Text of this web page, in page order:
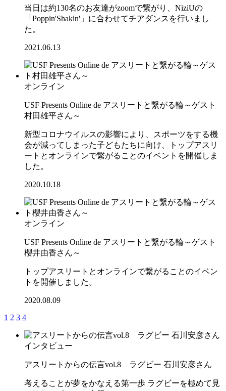
当日は約130名のお友達がzoomで繋がり、NiziUの
「Poppin'Shakin'」に合わせてチアダンスを行いまし
た。
2021.06.13
オンライン
USF Presents Online de アスリートと繋がる輪～ゲスト
村田雄平さん～
新型コロナウイルスの影響により、スポーツをする機
会が減ってしまった子どもたちに向け、トップアスリ
ートとオンラインで繋がることのイベントを開催しま
した。
2020.10.18
オンライン
USF Presents Online de アスリートと繋がる輪～ゲスト
櫻井由香さん～
トップアスリートとオンラインで繋がることのイベン
トを開催しました。
2020.08.09
1 2 3 4
インタビュー
アスリートからの伝言vol.8 ラグビー 石川安彦さん
考えることが夢をかなえる第一歩 ラグビーを極めて見